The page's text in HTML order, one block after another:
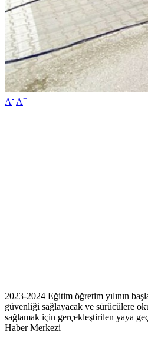
A- A+
2023-2024 Eğitim öğretim yılının
güvenliği sağlayacak ve sürücülere
sağlamak için gerçekleştirilen yaya
Haber Merkezi